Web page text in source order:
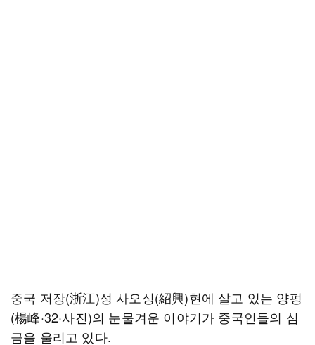
중국 저장(浙江)성 사오싱(紹興)현에 살고 있는 양펑
(楊峰·32·사진)의 눈물겨운 이야기가 중국인들의 심
금을 울리고 있다.